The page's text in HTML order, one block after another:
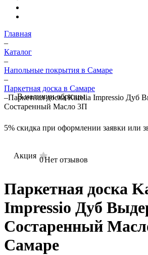
Главная
–
Каталог
–
Напольные покрытия в Самаре
–
Паркетная доска в Самаре
–Паркетная доска Karelia Impressio Дуб
Состаренный Масло 3П
5% скидка при оформлении заявки или
Акция 0Нет отзывов
Паркетная доска
Impressio Дуб
Состаренный
Самаре
В наличии образцы